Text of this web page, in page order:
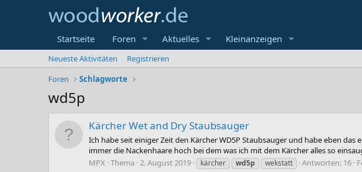
Startseite Foren Aktuelles Kleinanzeigen
Neueste Aktivitäten
Registrieren
Foren
Schlagworte
wd5p
Kärcher Wet and Dry Staubsauger
Ich habe seit einiger Zeit den Kärcher WD5P Staubsauger und habe eben
immer die Nackenhaare hoch bei dem was ich mit dem Kärcher alles so
MPX Thema 2. August 2019 kärcher wd5p wekstatt Antworten: 16